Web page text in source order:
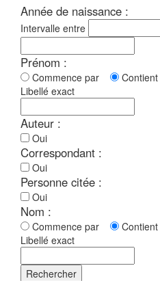
Année de naissance :
Intervalle entre
Prénom :
Commence par Contient
Libellé exact
Auteur :
Oui
Correspondant :
Oui
Personne citée :
Oui
Nom :
Commence par Contient
Libellé exact
Rechercher